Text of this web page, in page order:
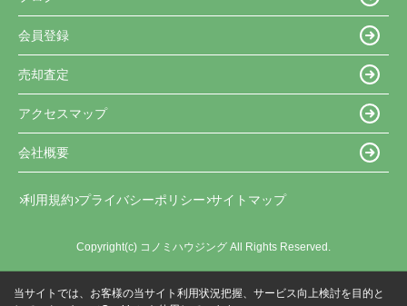
会員登録
売却査定
アクセスマップ
会社概要
利用規約 プライバシーポリシー サイトマップ
Copyright(c) コノミハウジング All Rights Reserved.
当サイトでは、お客様の当サイト利用状況把握、サービス向上検討を目的と